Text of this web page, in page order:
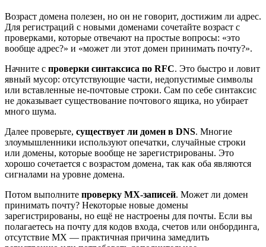
Возраст домена полезен, но он не говорит, достижим ли адрес.
Для регистраций с новыми доменами сочетайте возраст с
проверками, которые отвечают на простые вопросы: «это
вообще адрес?» и «может ли этот домен принимать почту?».
Начните с проверки синтаксиса по RFC. Это быстро и ловит
явный мусор: отсутствующие части, недопустимые символы
или вставленные не‑почтовые строки. Сам по себе синтаксис
не доказывает существование почтового ящика, но убирает
много шума.
Далее проверьте, существует ли домен в DNS. Многие
злоумышленники используют опечатки, случайные строки
или домены, которые вообще не зарегистрированы. Это
хорошо сочетается с возрастом домена, так как оба являются
сигналами на уровне домена.
Потом выполните проверку MX‑записей. Может ли домен
принимать почту? Некоторые новые домены
зарегистрированы, но ещё не настроены для почты. Если вы
полагаетесь на почту для кодов входа, счетов или онбординга,
отсутствие MX — практичная причина замедлить